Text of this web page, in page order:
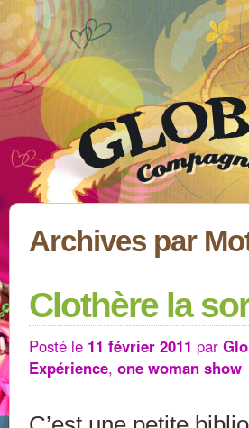
Archives par
Clothère la
Posté le 11 février 2011 par
Expérience, one woman show